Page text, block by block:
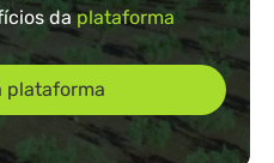
daplataforma
plataforma